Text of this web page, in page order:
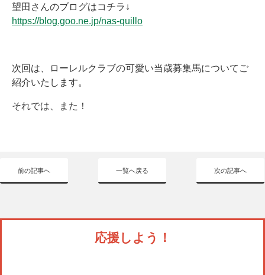
望田さんのブログはコチラ↓
https://blog.goo.ne.jp/nas-quillo
次回は、ローレルクラブの可愛い当歳募集馬についてご
紹介いたします。
それでは、また！
前の記事へ 一覧へ戻る 次の記事へ
応援しよう！